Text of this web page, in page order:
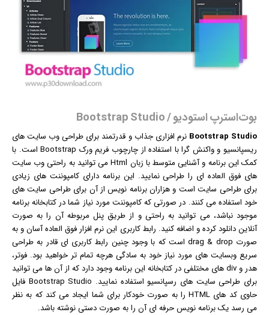
بوت‌استرپ استودیو / Bootstrap Studio
Bootstrap Studio نرم افزاری جذاب و قدرتمند برای طراحی وب سایت های
ریسپانسیو و واکنش گرا با استفاده از چارچوب فریم ورک Bootstrap است. با
کمک این برنامه و آشنایی متوسط با زبان Html می توانید به راحتی وب سایت
های فوق العاده ای را طراحی نمایید. این برنامه دارای کامپوننت های زیادی
برای طراحی سایت است و هزاران برنامه نویس از آن برای طراحی سایت های
خود استفاده می کنند. در صورتی که کامپوننت مورد نیاز شما در کتابخانه برنامه
موجود نباشد، می توانید به راحتی و از طریق پنل مربوطه آن را به صورت
آنلاین دانلود کرده و اضافه کنید. رابط کاربری این نرم افزار فوق العاده آسان و به
صورت drag & drop است که با وجود چنین رابط کاربری ای قادر به طراحی
سریع وبسایت های مورد نیاز خود به سادگی هرچه تمام تر خواهید بود. فوتر،
هدر و div های مختلفی در کتابخانه این برنامه وجود دارد که از آن ها می توانید
برای طراحی سایت های رسپانسیو استفاده نمایید. Bootstrap Studio فایل
حاوی کد های HTML را به صورت خودکار برای شما ایجاد می کند که به نظر
می رسد یک برنامه نویس حرفه ای آن را به صورت دستی نوشته باشد.